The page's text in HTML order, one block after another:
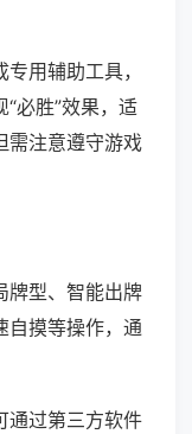
用辅助工具，
必胜”效果，适
需注意遵守游戏
牌型、智能出牌
自摸等操作，通
通过第三方软件